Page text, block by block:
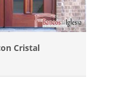
Cristal